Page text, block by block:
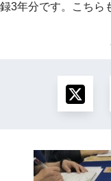
録3年分です。こちら